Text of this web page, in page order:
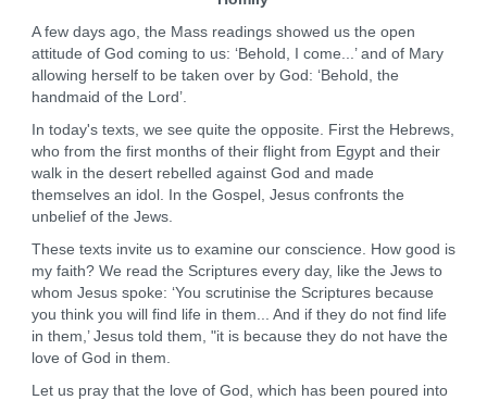
A few days ago, the Mass readings showed us the open
attitude of God coming to us: ‘Behold, I come...’ and of Mary
allowing herself to be taken over by God: ‘Behold, the
handmaid of the Lord’.
In today's texts, we see quite the opposite. First the Hebrews,
who from the first months of their flight from Egypt and their
walk in the desert rebelled against God and made
themselves an idol. In the Gospel, Jesus confronts the
unbelief of the Jews.
These texts invite us to examine our conscience. How good is
my faith? We read the Scriptures every day, like the Jews to
whom Jesus spoke: ‘You scrutinise the Scriptures because
you think you will find life in them... And if they do not find life
in them,’ Jesus told them, "it is because they do not have the
love of God in them.
Let us pray that the love of God, which has been poured into